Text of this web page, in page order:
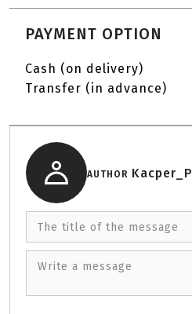
PAYMENT OPTION
Cash (on delivery)
Transfer (in advance)
AUTHOR
The title of the message
Write a message